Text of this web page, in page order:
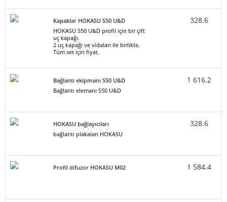
Kapaklar HOKASU S50 U&D
HOKASU S50 U&D profil için bir çift
uç kapağı.
2 uç kapağı ve vidaları ile birlikte.
Tüm set için fiyat.
328.6
Bağlantı ekipmanı S50 U&D
Bağlantı elemanı S50 U&D
1 616.2
HOKASU bağlayıcıları
bağlantı plakaları HOKASU
328.6
Profil difuzor HOKASU M02 1 584.4